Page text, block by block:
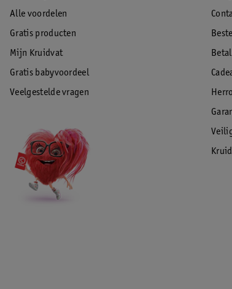
Alle voordelen
Gratis producten
Mijn Kruidvat
Gratis babyvoordeel
Veelgestelde vragen